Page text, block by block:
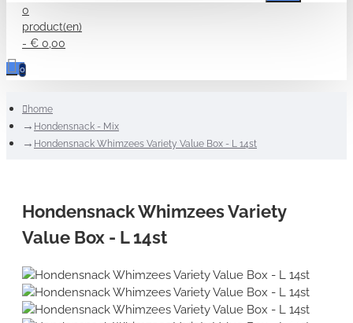
0
product(en)
- € 0,00
0
home
Hondensnack - Mix
Hondensnack Whimzees Variety Value Box - L 14st
Hondensnack Whimzees Variety
Value Box - L 14st